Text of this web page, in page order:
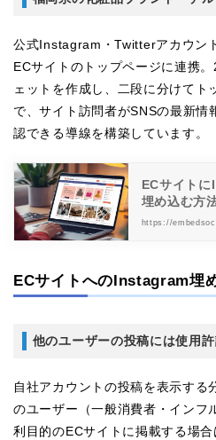
公式Instagram・Twitterアカウン
ECサイトのトップページに連携
ェットを作成し、二段に分けてト
で、サイト訪問者がSNSの最新情
認できる導線を構築しています。
ECサイト
埋め込む方
https://
ECサイトへのInstagram埋
他のユーザーの投稿には使用
自社アカウントの投稿を表示する
のユーザー（一般消費者・インフ
利目的のECサイトに掲載する場